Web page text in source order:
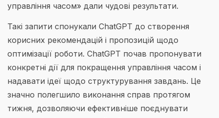
управління часом» дали чудові результати.
Такі запити спонукали ChatGPT до створення
корисних рекомендацій і пропозицій щодо
оптимізації роботи. ChatGPT почав пропонувати
конкретні дії для покращення управління часом і
надавати ідеї щодо структурування завдань. Це
значно полегшило виконання справ протягом
тижня, дозволяючи ефективніше поєднувати